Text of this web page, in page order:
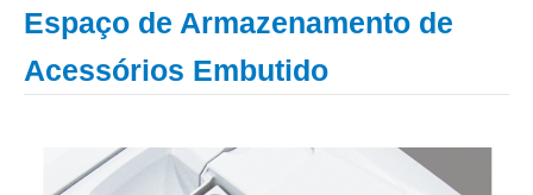
Espaço de Armazenamento de
Acessórios Embutido